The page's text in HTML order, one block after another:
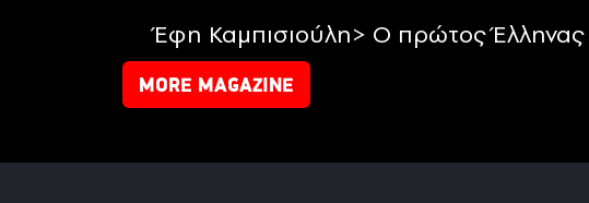
Έφη Καμπισιούλη> Ο πρώτος Έλληνας
MORE MAGAZINE